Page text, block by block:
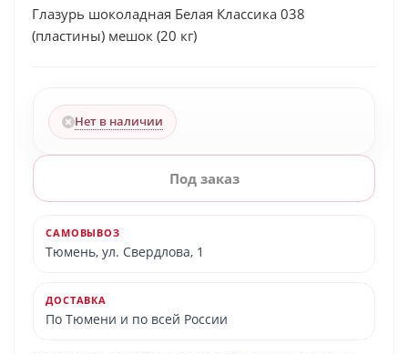
Глазурь шоколадная Белая Классика 038
(пластины) мешок (20 кг)
Нет в наличии
Под заказ
САМОВЫВОЗ
Тюмень, ул. Свердлова, 1
ДОСТАВКА
По Тюмени и по всей России